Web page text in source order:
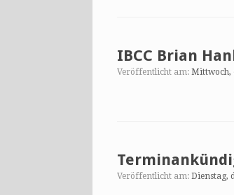
IBCC Brian
Veröffentlicht am: Mittwoch,
Veröffentlicht am: Dienstag,